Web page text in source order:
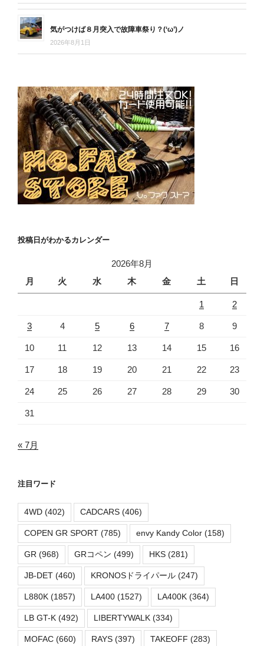
気がつけば８月突入で故障車祭り？(‘ω’)ノ
2026年8月1日
投稿日がわかるカレンダー
2026年8月
月
火 水 木 金 土 日
1 2
3 4 5 6 7 8 9
10 11 12 13 14 15 16
17 18 19 20 21 22 23
24 25 26 27 28 29 30
31
« 7月
注目ワード
4WD (402) CADCARS (406)
COPEN GR SPORT (785) envy Kandy Color (158)
GR (968) GRコペン (499) HKS (281)
JB-DET (460) KRONOSドライパール (247)
L880K (1857) LA400 (1527) LA400K (364)
LB GT-K (492) LIBERTYWALK (334)
MOFAC (660) RAYS (397) TAKEOFF (283)